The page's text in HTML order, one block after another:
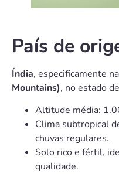
País de
Índia, especificamente
Mountains), no estado de
Altitude média:
Clima subtropical
chuvas regulares.
Solo rico e fértil,
qualidade.